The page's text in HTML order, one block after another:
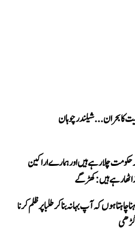
کا بحران... شیلندر چوہان
حکومت چلا رہے ہیں اور ہمارے اراکین
اٹھا رہے ہیں: کھڑگے
چاہتا ہوں کہ آپ بہانہ بنا کر طلبا پر ظلم کرنا
گڑھی